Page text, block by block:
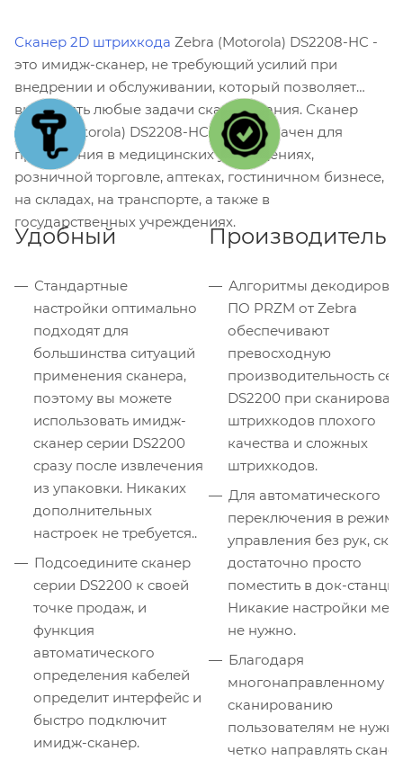
Сканер 2D штрихкода Zebra (Motorola) DS2208-HC -
это имидж-сканер, не требующий усилий при
внедрении и обслуживании, который позволяет
выполнять любые задачи сканирования. Сканер
Zebra (Motorola) DS2208-HC предназначен для
применения в медицинских учреждениях,
розничной торговле, аптеках, гостиничном бизнесе,
на складах, на транспорте, а также в
государственных учреждениях.
Удобный
Стандартные
настройки оптимально
подходят для
большинства ситуаций
применения сканера,
поэтому вы можете
использовать имидж-
сканер серии DS2200
сразу после извлечения
из упаковки. Никаких
дополнительных
настроек не требуется..
Подсоедините сканер
серии DS2200 к своей
точке продаж, и
функция
автоматического
определения кабелей
определит интерфейс и
быстро подключит
имидж-сканер.
Алгоритмы
ПО PRZM от Zebra
обеспечивают
превосходную
производительность
DS2200 при
штрихкодов плохого
качества и сложных
штрихкодов.
Для автоматического
переключения в режим
управления без рук,
достаточно просто
поместить в док-
Никакие настройки
не нужно.
Благодаря
многонаправленному
сканированию
пользователям не нужно
четко направлять